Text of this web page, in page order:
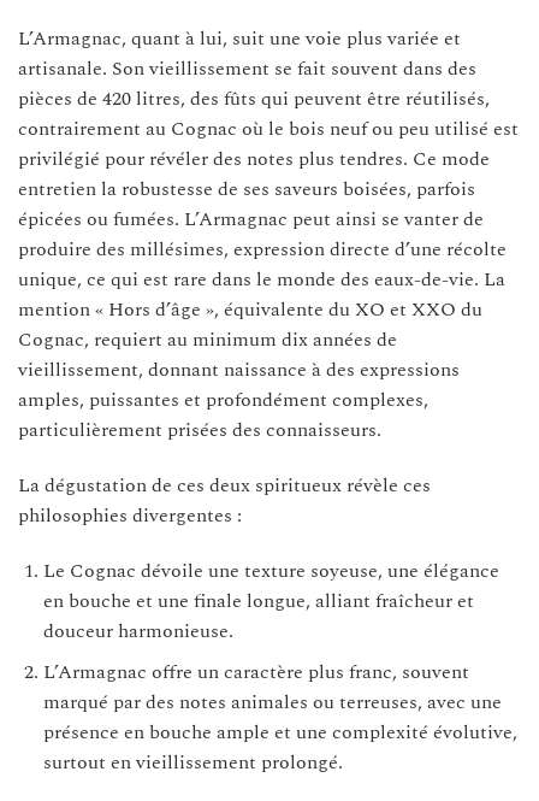
L’Armagnac, quant à lui, suit une voie plus variée et
artisanale. Son vieillissement se fait souvent dans des
pièces de 420 litres, des fûts qui peuvent être réutilisés,
contrairement au Cognac où le bois neuf ou peu utilisé est
privilégié pour révéler des notes plus tendres. Ce mode
entretien la robustesse de ses saveurs boisées, parfois
épicées ou fumées. L’Armagnac peut ainsi se vanter de
produire des millésimes, expression directe d’une récolte
unique, ce qui est rare dans le monde des eaux-de-vie. La
mention « Hors d’âge », équivalente du XO et XXO du
Cognac, requiert au minimum dix années de
vieillissement, donnant naissance à des expressions
amples, puissantes et profondément complexes,
particulièrement prisées des connaisseurs.
La dégustation de ces deux spiritueux révèle ces
philosophies divergentes :
Le Cognac dévoile une texture soyeuse, une élégance
en bouche et une finale longue, alliant fraîcheur et
douceur harmonieuse.
L’Armagnac offre un caractère plus franc, souvent
marqué par des notes animales ou terreuses, avec une
présence en bouche ample et une complexité évolutive,
surtout en vieillissement prolongé.